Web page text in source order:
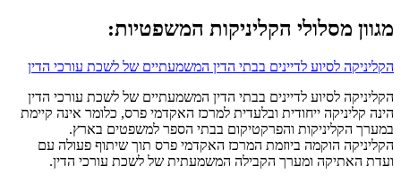
מגוון מסלולי הקליניקות המשפטיות:
הקליניקה לסיוע לדיינים בבתי הדין המשמעתיים של לשכת עורכי הדין
הקליניקה לסיוע לדיינים בבתי הדין המשמעתיים של לשכת עורכי הדין
הינה קליניקה ייחודית ובלעדית למרכז האקדמי פרס, כלומר אינה קיימת
במערך הקליניקות והפרקטיקום בבתי הספר למשפטים בארץ.
הקליניקה הוקמה ביוזמת המרכז האקדמי פרס תוך שיתוף פעולה עם
ועדת האתיקה ומערך הקבילה המשמעתית של לשכת עורכי הדין.